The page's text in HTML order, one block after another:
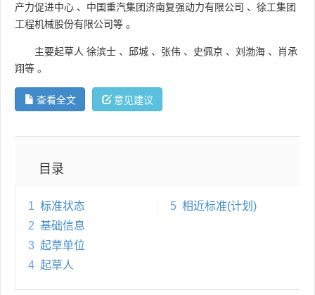
产力促进中心 、 中国重汽集团济南复强动力有限公司 、 徐工集团
工程机械股份有限公司等 。
主要起草人 徐滨士 、 邱城 、 张伟 、 史佩京 、 刘渤海 、
肖承
翔等 。
查看全文 意见建议
目录
1 标准状态
2 基础信息
3 起草单位
4 起草人
5 相近标准(计划)